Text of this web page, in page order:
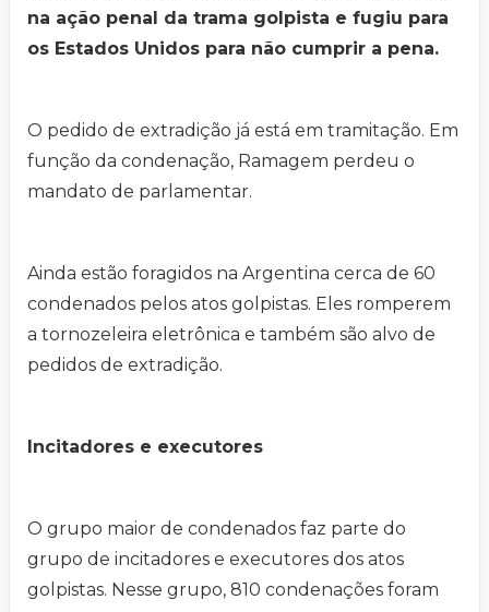
na ação penal da trama golpista e fugiu para
os Estados Unidos para não cumprir a pena.
O pedido de extradição já está em tramitação. Em
função da condenação, Ramagem perdeu o
mandato de parlamentar.
Ainda estão foragidos na Argentina cerca de 60
condenados pelos atos golpistas. Eles romperem
a tornozeleira eletrônica e também são alvo de
pedidos de extradição.
Incitadores e executores
O grupo maior de condenados faz parte do
grupo de incitadores e executores dos atos
golpistas. Nesse grupo, 810 condenações foram